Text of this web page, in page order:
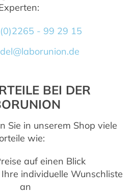
- 99 29 15
BEI DER
Sie in unserem Shop viele
wie:
auf einen Blick
individuelle Wunschliste
an